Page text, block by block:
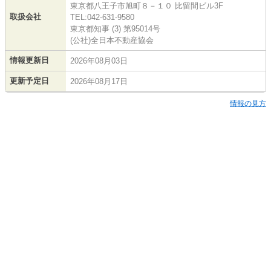
取扱会社
東京都八王子市旭町８－１０ 比留間ビル3F
TEL:042-631-9580
東京都知事 (3) 第95014号
(公社)全日本不動産協会
情報更新日 2026年08月03日
更新予定日 2026年08月17日
情報の見方